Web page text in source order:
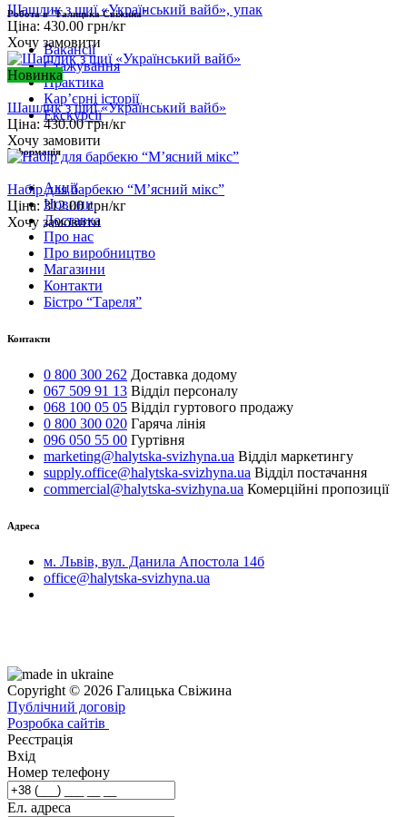
Шашлик з шиї «Український вайб», упак
Ціна: 430.00 грн/кг
Хочу замовити
Новинка
Шашлик з шиї «Український вайб»
Ціна: 430.00 грн/кг
Хочу замовити
Набір для барбекю “М’ясний мікс”
Ціна: 312.00 грн/кг
Хочу замовити
Робота в "Галицька Свіжина"
Вакансії
Стажування
Практика
Карʼєрні історії
Екскурсії
Інформація
Акції
Новини
Доставка
Про нас
Про виробництво
Магазини
Контакти
Бістро “Тареля”
Контакти
0 800 300 262 Доставка додому
067 509 91 13 Відділ персоналу
068 100 05 05 Відділ гуртового продажу
0 800 300 020 Гаряча лінія
096 050 55 00 Гуртівня
marketing@halytska-svizhyna.ua Відділ маркетингу
supply.office@halytska-svizhyna.ua Відділ постачання
commercial@halytska-svizhyna.ua Комерційні пропозиції
Адреса
м. Львів, вул. Данила Апостола 14б
office@halytska-svizhyna.ua
Copyright © 2026 Галицька Свіжина
Публічний договір
Розробка сайтів
Реєстрація
Вхід
Номер телефону
Ел. адреса